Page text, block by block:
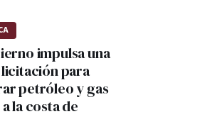
impulsa una
para
petróleo y gas
la costa de